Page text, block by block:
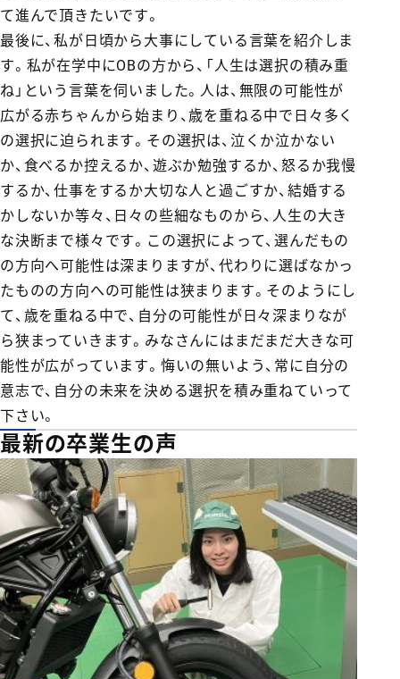
て進んで頂きたいです。
最後に、私が日頃から大事にしている言葉を紹介しま
す。私が在学中にOBの方から、「人生は選択の積み重
ね」という言葉を伺いました。人は、無限の可能性が
広がる赤ちゃんから始まり、歳を重ねる中で日々多く
の選択に迫られます。その選択は、泣くか泣かない
か、食べるか控えるか、遊ぶか勉強するか、怒るか我慢
するか、仕事をするか大切な人と過ごすか、結婚する
かしないか等々、日々の些細なものから、人生の大き
な決断まで様々です。この選択によって、選んだもの
の方向へ可能性は深まりますが、代わりに選ばなかっ
たものの方向への可能性は狭まります。そのようにし
て、歳を重ねる中で、自分の可能性が日々深まりなが
ら狭まっていきます。みなさんにはまだまだ大きな可
能性が広がっています。悔いの無いよう、常に自分の
意志で、自分の未来を決める選択を積み重ねていって
下さい。
最新の卒業生の声